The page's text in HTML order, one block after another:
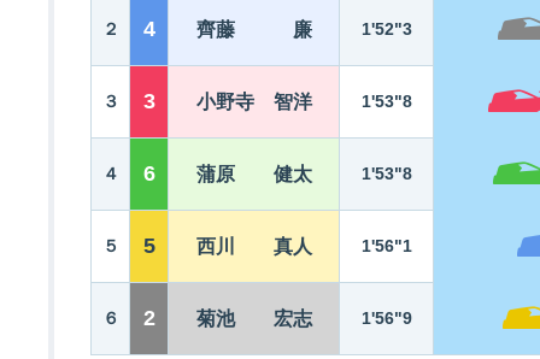
２ 4 齊藤 廉 1'52"3
３ 3 小野寺 智洋 1'53"8
４ 6 蒲原 健太 1'53"8
５ 5 西川 真人 1'56"1
６ 2 菊池 宏志 1'56"9